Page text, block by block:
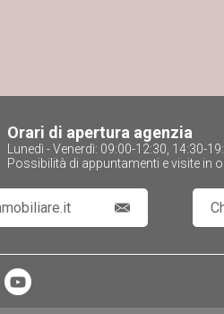
Orari di apertura agenzia
Lunedì - Venerdì: 09:00-12:30, 14:30-
Possibilità di appuntamenti e visite in